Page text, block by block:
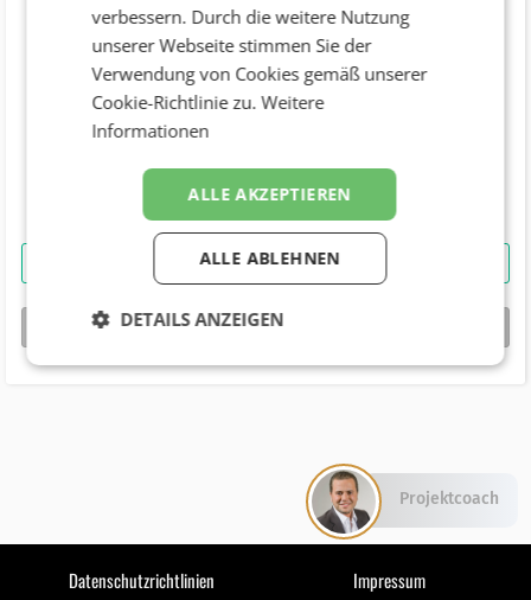
Funktion
Inhaber
Telefonnummer
+43 (664) 2305999
Mag. Willy Lehmannkontaktieren
bizbook-Profil vonMag. Willy Lehmann
Datenschutzrichtlinien Impressum
verbessern. Durch die weitere Nutzung
unserer Webseite stimmen Sie der
Verwendung von Cookies gemäß unserer
Cookie-Richtlinie zu.Weitere
Informationen
ALLE AKZEPTIEREN
ALLE ABLEHNEN
DETAILS ANZEIGEN
Projektcoach